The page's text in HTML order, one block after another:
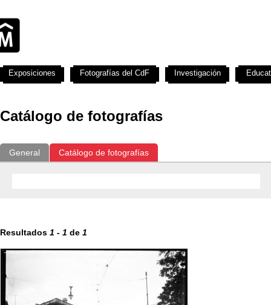
Catálogo de fotografías
General Catálogo de fotografías
Resultados 1 - 1 de 1
Exposiciones Fotografías del CdF Investigación